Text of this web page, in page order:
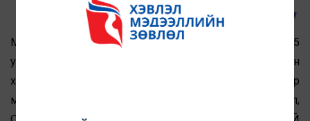
Мөн уулзалтын үеэр 10 сараас эхлэн хэрэгжих 5
удаагийн нийт 100 гаруй ИНБ-ын төлөөллийг хамарсан
хэвлэл мэдээллийн чадавхжуулах сургалтын талаар
мэдээлэн цаашид хэрэгжүүлэх Хэвлэл Мэдээлэл,